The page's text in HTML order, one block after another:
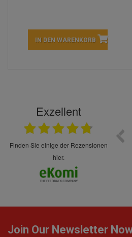
IN DEN WARENKORB
Exzellent
finden Sie einige der Rezensionen
hier.
sehr sorgsam verpackt. Alles kommt
Spaß so einzukaufen. Die Abwicklung ist
Join Our Newsletter